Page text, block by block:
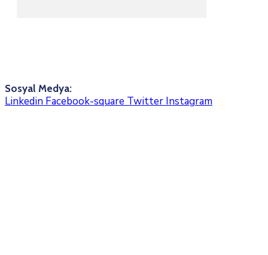
Sosyal Medya:
Linkedin Facebook-square Twitter Instagram